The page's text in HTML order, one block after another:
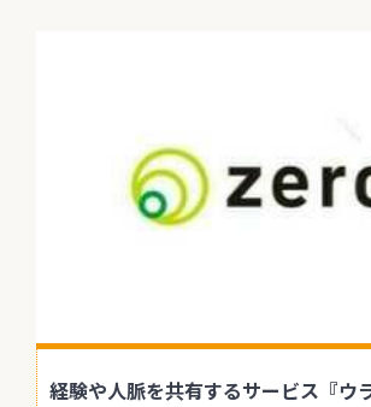
経験や人脈を共有するサービス『ウ